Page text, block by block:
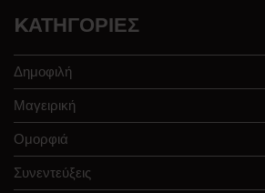
KΑΤΗΓΟΡΊΕΣ
Δημοφιλή
Μαγειρική
Ομορφιά
Συνεντεύξεις